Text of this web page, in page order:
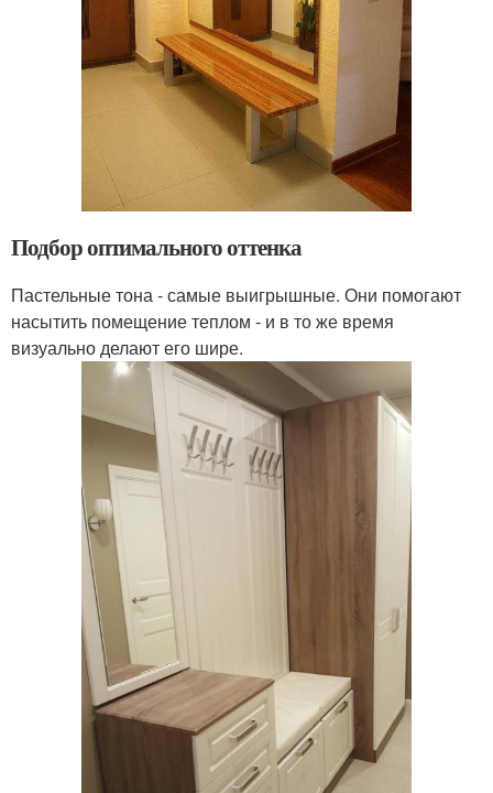
Подбор оптимального оттенка
Пастельные тона - самые выигрышные. Они помогают
насытить помещение теплом - и в то же время
визуально делают его шире.